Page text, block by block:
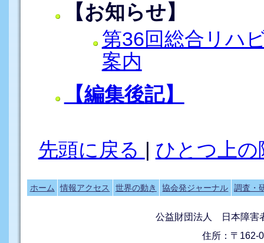
【お知らせ】
第36回総合リハ
案内
【編集後記】
先頭に戻る | ひとつ上の
ホーム 情報アクセス 世界の動き 協会発ジャーナル 調査・
公益財団法人 日本障害
住所：〒162-